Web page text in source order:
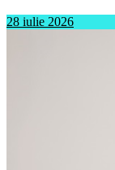
28 iulie 2026